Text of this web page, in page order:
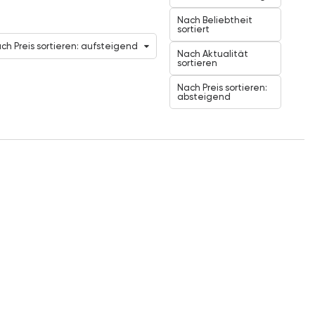
Preis sortieren: aufsteigend
Nach Beliebtheit
sortiert
Nach Aktualität
sortieren
Nach Preis sortieren:
absteigend